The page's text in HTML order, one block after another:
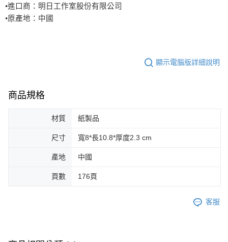
•進口商：明日工作室股份有限公司
•原產地：中國
顯示電腦版詳細說明
商品規格
材質 紙製品
尺寸 寬8*長10.8*厚度2.3 cm
產地 中國
頁數 176頁
客服